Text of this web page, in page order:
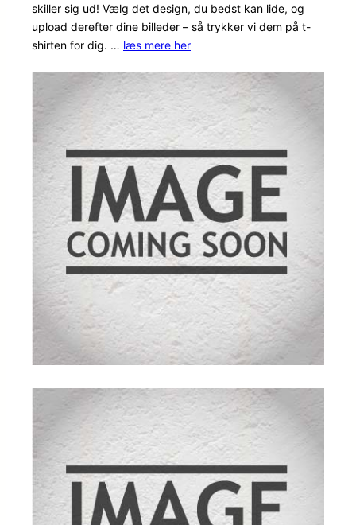
baseret på
kundebedø
skiller sig ud! Vælg det design, du bedst kan lide, og
upload derefter dine billeder – så trykker vi dem på t-
shirten for dig. … læs mere her